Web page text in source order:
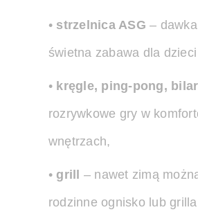
• strzelnica ASG –
świetna zabawa dla dzieci
• kręgle, ping-pong,
rozrywkowe gry w
wnętrzach,
• grill
– nawet zimą
rodzinne ognisko lub